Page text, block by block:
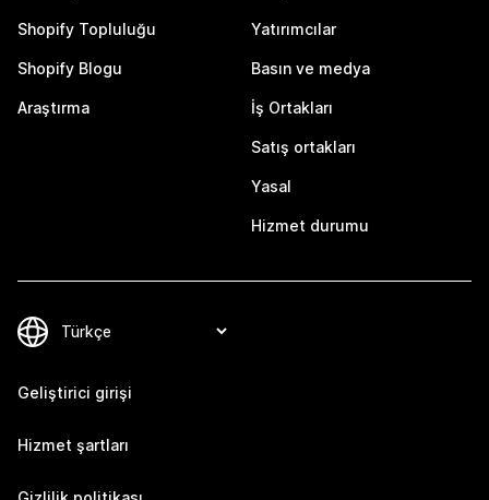
Shopify Topluluğu
Shopify Blogu
Araştırma
Yatırımcılar
Basın ve medya
İş Ortakları
Satış ortakları
Yasal
Hizmet durumu
Geliştirici girişi
Hizmet şartları